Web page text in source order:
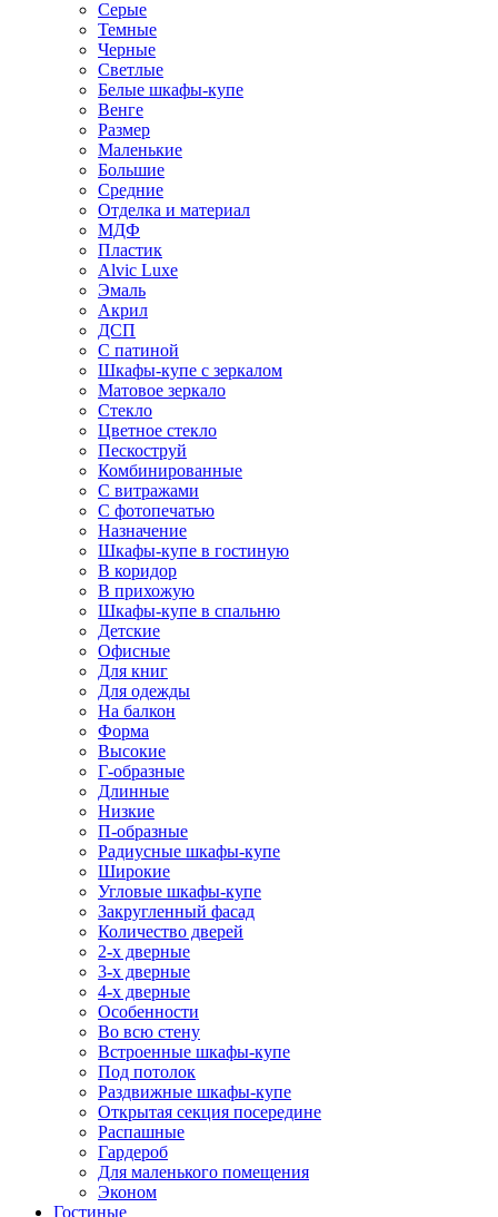
Серые
Темные
Черные
Светлые
Белые шкафы-купе
Венге
Размер
Маленькие
Большие
Средние
Отделка и материал
МДФ
Пластик
Alvic Luxe
Эмаль
Акрил
ДСП
С патиной
Шкафы-купе с зеркалом
Матовое зеркало
Стекло
Цветное стекло
Пескоструй
Комбинированные
С витражами
С фотопечатью
Назначение
Шкафы-купе в гостиную
В коридор
В прихожую
Шкафы-купе в спальню
Детские
Офисные
Для книг
Для одежды
На балкон
Форма
Высокие
Г-образные
Длинные
Низкие
П-образные
Радиусные шкафы-купе
Широкие
Угловые шкафы-купе
Закругленный фасад
Количество дверей
2-х дверные
3-х дверные
4-х дверные
Особенности
Во всю стену
Встроенные шкафы-купе
Под потолок
Раздвижные шкафы-купе
Открытая секция посередине
Распашные
Гардероб
Для маленького помещения
Эконом
Гостиные